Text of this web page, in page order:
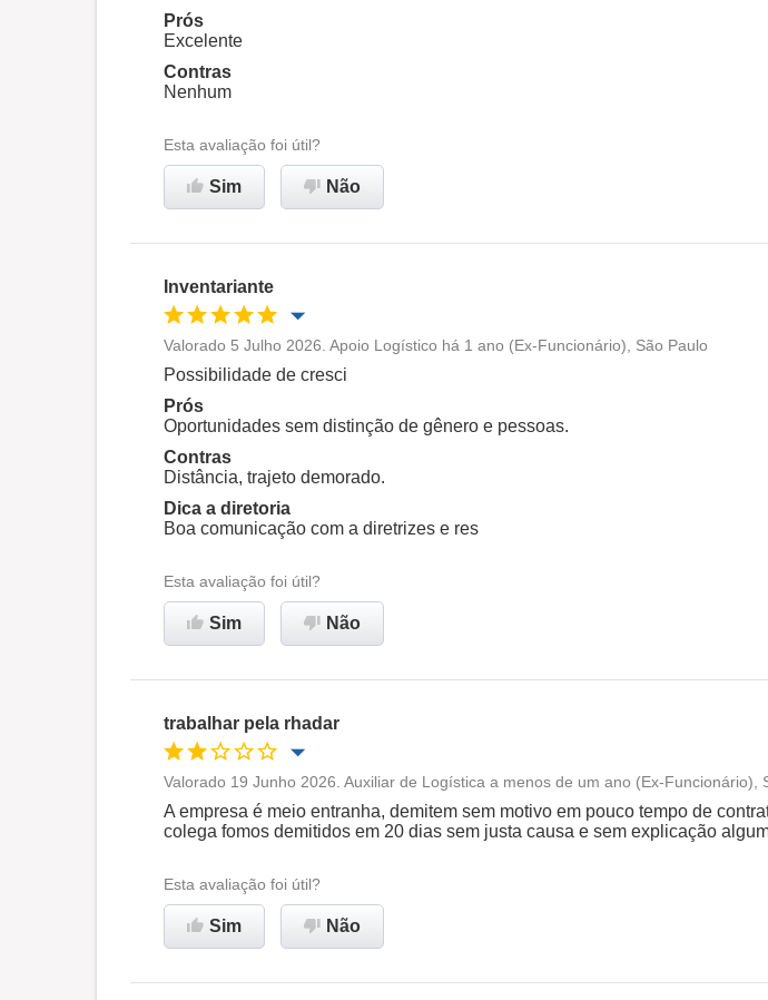
Ambiente de trabalho
Recomenda esta empresa
Prós
Excelente
Contras
Nenhum
Esta avaliação foi útil?
Sim Não
Inventariante
Oportunidade de promoção
Ambiente de trabalho Benefícios
Recomenda esta empresa
Valorado 5 Julho 2026. Apoio Logístico há 1 ano (Ex-Funcionário), São Paulo
Possibilidade de cresci
Prós
Oportunidades sem distinção de gênero e pessoas.
Contras
Distância, trajeto demorado.
Dica a diretoria
Boa comunicação com a diretrizes e res
Esta avaliação foi útil?
Sim Não
trabalhar pela rhadar
Oportunidade de promoção Conciliação com a vida familiar
Não recomenda esta
empresa
Valorado 19 Junho 2026. Auxiliar de Logística a menos de um ano (Ex-Funcionário),
A empresa é meio entranha, demitem sem motivo em pouco tempo de
colega fomos demitidos em 20 dias sem justa causa e sem explicação
Esta avaliação foi útil?
Sim Não